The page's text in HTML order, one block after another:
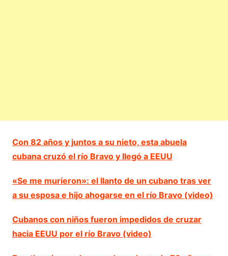
Con 82 años y juntos a su nieto, esta abuela
cubana cruzó el río Bravo y llegó a EEUU
«Se me murieron»: el llanto de un cubano tras ver
a su esposa e hijo ahogarse en el río Bravo (video)
Cubanos con niños fueron impedidos de cruzar
hacia EEUU por el río Bravo (video)